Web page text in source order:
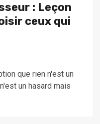
: Leçon
ceux qui
que rien n'est un
un hasard mais